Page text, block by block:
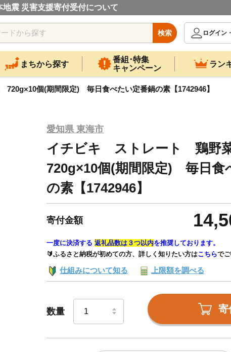
地震 災害支援寄付受付について
検索
ログイン
まちから探す
番組･特集
キャンペーン
ラン
個(期間限定) 毎日食べたい定番鍋の素【1742946】
愛知県 東海市
イチビキ ストレート 鶏野
720g×10個(期間限定) 毎日食
の素【1742946】
寄付金額
一度に決済する 返礼品数は３つ以内を推奨しております。
🔰ふるさと納税が初めての方、詳しく知りたい方はこちらでご
仕組みについて知る 上限額を調べる
数量 寄